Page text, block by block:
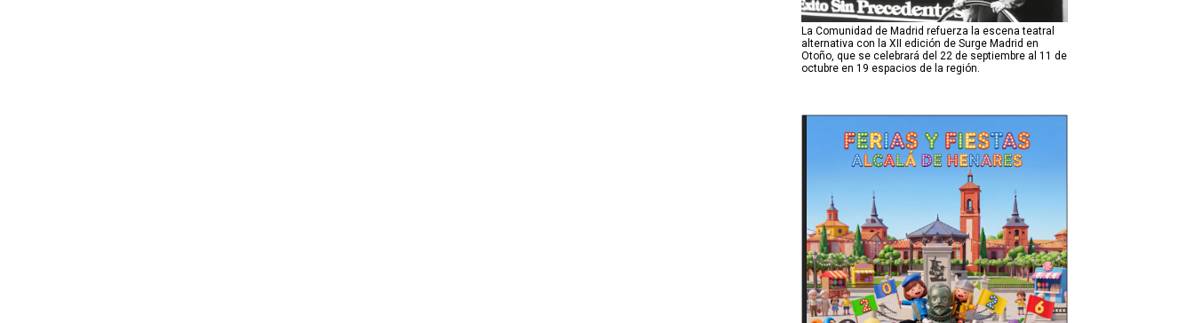
La Comunidad de Madrid refuerza la escena teatral
alternativa con la XII edición de Surge Madrid en
Otoño, que se celebrará del 22 de septiembre al 11 de
octubre en 19 espacios de la región.